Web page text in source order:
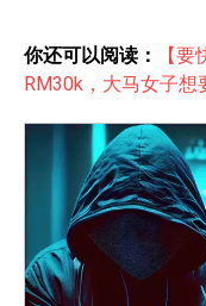
你还可以阅读：
【
RM30k，大马女子想